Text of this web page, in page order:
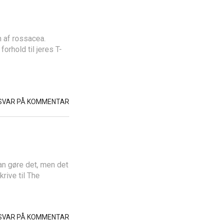
af rossacea.
til jeres T-
PÅ KOMMENTAR
gøre det, men det
til The
PÅ KOMMENTAR